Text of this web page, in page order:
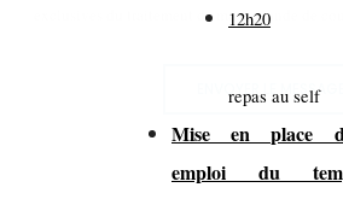
12h20
repas au self
Mise en place
emploi du
exclusives du traitement de ma demande de
ENVOYER LE MESSAGE